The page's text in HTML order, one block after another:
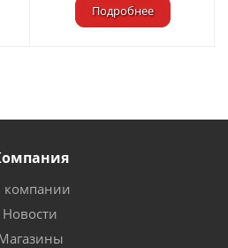
Подробнее
компании
Новости